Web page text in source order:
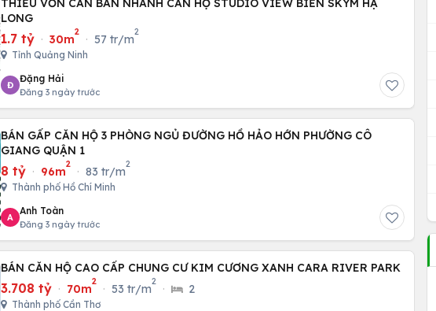
THIẾU VỐN CẦN BÁN NHANH CĂN HỘ STUDIO VIEW BIỂN SKYM HẠ
LONG
1.7 tỷ · 30m
2
· 57 tr/m
2
Tỉnh Quảng Ninh
Đ
Đặng Hải
Đăng 3 ngày trước
BÁN GẤP CĂN HỘ 3 PHÒNG NGỦ ĐƯỜNG HỒ HẢO HỚN PHƯỜNG CÔ
GIANG QUẬN 1
8 tỷ · 96m
2
· 83 tr/m
2
Thành phố Hồ Chí Minh
A
Anh Toàn
Đăng 3 ngày trước
BÁN CĂN HỘ CAO CẤP CHUNG CƯ KIM CƯƠNG XANH CARA RIVER PARK
3.708 tỷ · 70m
2
· 53 tr/m
2
· 2
Thành phố Cần Thơ